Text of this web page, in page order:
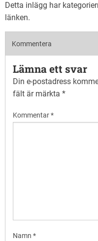
Detta inlägg har
länken.
Kommentera
Lämna ett svar
Din e-postadress
fält är märkta *
Kommentar*
Namn *